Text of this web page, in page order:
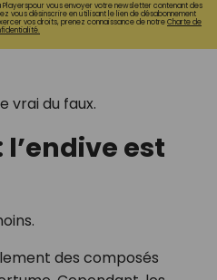
vous envoyer votre newsletter contenant des
vous désinscrire en utilisant le lien de désabonnement
vos droits, prenez connaissance de notreCharte de
vrai du faux.
est
des composés